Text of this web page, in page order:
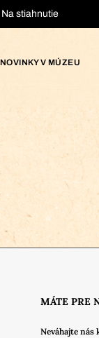
Na stiahnutie
NOVINKY V MÚZEU
MÁTE PRE
Neváhajte nás